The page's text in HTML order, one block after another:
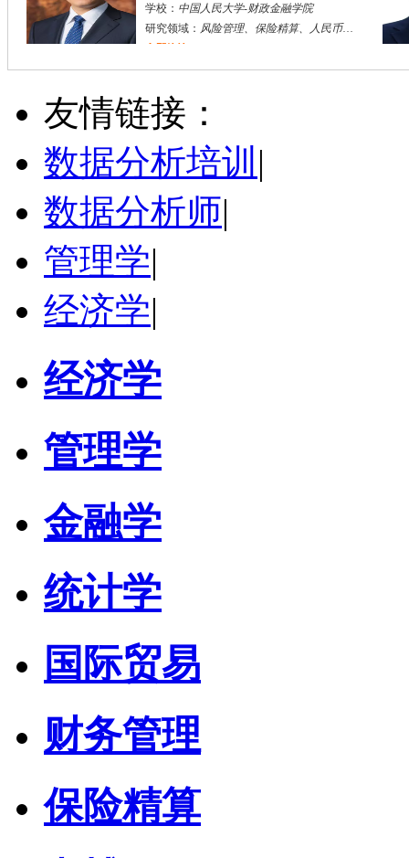
学校： 中国人民大学-财政金融学院
研究领域： 风险管理、保险精算、人民币国际化
立即咨询
陈传红 武汉市
硕导
学校：中南民族大学
立即咨询
友情链接：
数据分析培训 |
数据分析师|
管理学|
经济学|
经济学
管理学
金融学
统计学
国际贸易
财务管理
保险精算